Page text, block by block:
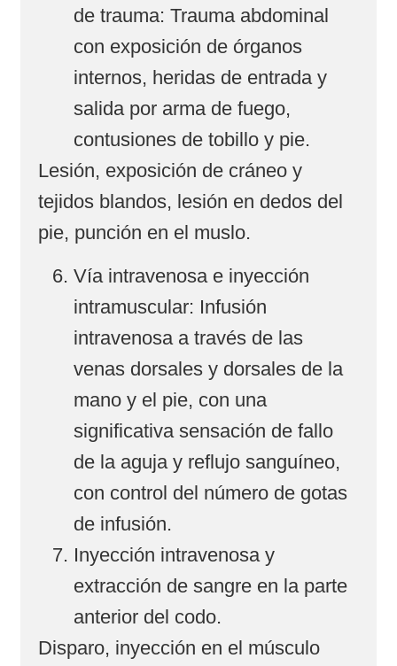
de trauma: Trauma abdominal
con exposición de órganos
internos, heridas de entrada y
salida por arma de fuego,
contusiones de tobillo y pie.
Lesión, exposición de cráneo y
tejidos blandos, lesión en dedos del
pie, punción en el muslo.
Vía intravenosa e inyección
intramuscular: Infusión
intravenosa a través de las
venas dorsales y dorsales de la
mano y el pie, con una
significativa sensación de fallo
de la aguja y reflujo sanguíneo,
con control del número de gotas
de infusión.
Inyección intravenosa y
extracción de sangre en la parte
anterior del codo.
Disparo, inyección en el músculo